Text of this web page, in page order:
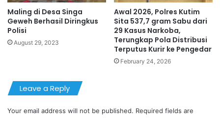
Maling di Desa Singa
Geweh Berhasil Diringkus
Polisi
August 29, 2023
Awal 2026, Polres Kutim
Sita 537,7 gram Sabu dari
29 Kasus Narkoba,
Terungkap Pola Distribusi
Terputus Kurir ke Pengedar
February 24, 2026
Leave a Reply
Your email address will not be published. Required fields are